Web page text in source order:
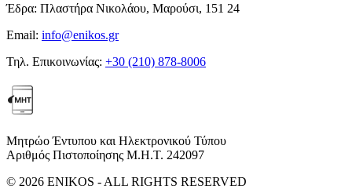
Έδρα: Πλαστήρα Νικολάου, Μαρούσι, 151 24
Email: info@enikos.gr
Τηλ. Επικοινωνίας: +30 (210) 878-8006
Μητρώο Έντυπου και Ηλεκτρονικού Τύπου
Αριθμός Πιστοποίησης Μ.Η.Τ. 242097
© 2026 ENIKOS - ALL RIGHTS RESERVED